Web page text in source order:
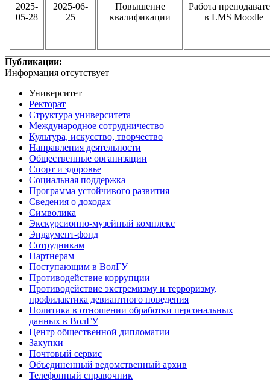
2025-
05-28
2025-06-
25
Повышение
квалификации
Работа
в LMS Moodle
Публикации:
Информация отсутствует
Университет
Ректорат
Структура университета
Международное сотрудничество
Культура, искусство, творчество
Направления деятельности
Общественные организации
Спорт и здоровье
Социальная поддержка
Программа устойчивого развития
Сведения о доходах
Символика
Экскурсионно-музейный комплекс
Эндаумент-фонд
Сотрудникам
Партнерам
Поступающим в ВолГУ
Противодействие коррупции
Противодействие экстремизму и терроризму,
профилактика девиантного поведения
Политика в отношении обработки персональных
данных в ВолГУ
Центр общественной дипломатии
Закупки
Почтовый сервис
Объединенный ведомственный архив
Телефонный справочник